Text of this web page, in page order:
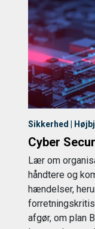
Sikkerhed |
Cyber
Lær om
håndtere og
hændelser,
afgør, om plan